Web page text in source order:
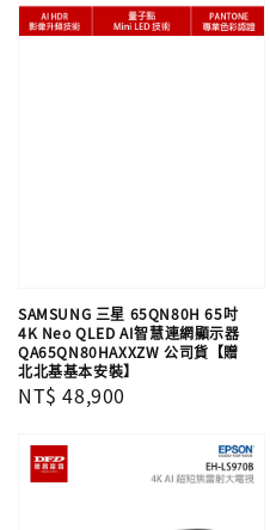
SAMSUNG 三星 65QN80H 65吋
4K Neo QLED AI智慧連網顯示器
QA65QN80HAXXZW 公司貨【贈
北北基基本安裝】
Regular
NT$ 48,900